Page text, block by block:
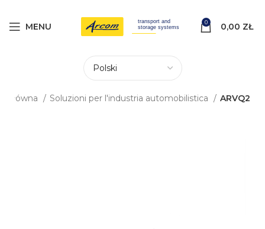
MENU 0 0,00 ZŁ
główna Soluzioni per l'industria automobilistica ARVQ2